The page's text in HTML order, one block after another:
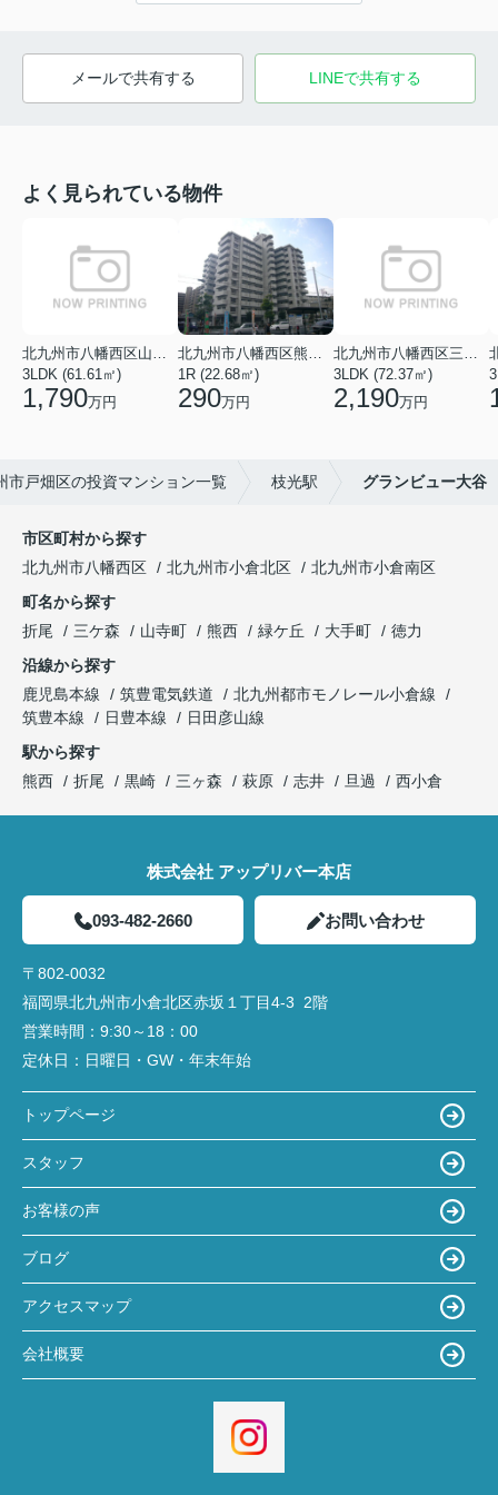
メールで共有する LINEで共有する
よく見られている物件
3LDK (61.61㎡)
1,790万円
1R (22.68㎡)
290万円
3LDK (72.37㎡)
2,190万円
市戸畑区の投資マンション一覧 枝光駅 グランビュー大谷
市区町村から探す
北九州市八幡西区
北九州市小倉北区
北九州市小倉南区
町名から探す
折尾
三ケ森 山寺町 熊西 緑ケ丘 大手町
徳力
沿線から探す
鹿児島本線
筑豊電気鉄道
北九州都市モノレール小倉線
筑豊本線
日豊本線
日田彦山線
駅から探す
熊西
折尾 黒崎 三ヶ森 萩原 志井 旦過 西小倉
株式会社 アップリバー本店
093-482-2660 お問い合わせ
〒802-0032
福岡県北九州市小倉北区赤坂１丁目4‐3 2階
営業時間： 9:30～18：00
定休日： 日曜日・GW・年末年始
トップページ
スタッフ
お客様の声
ブログ
アクセスマップ
会社概要